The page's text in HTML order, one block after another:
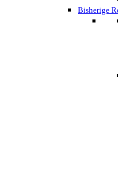
Bisherige